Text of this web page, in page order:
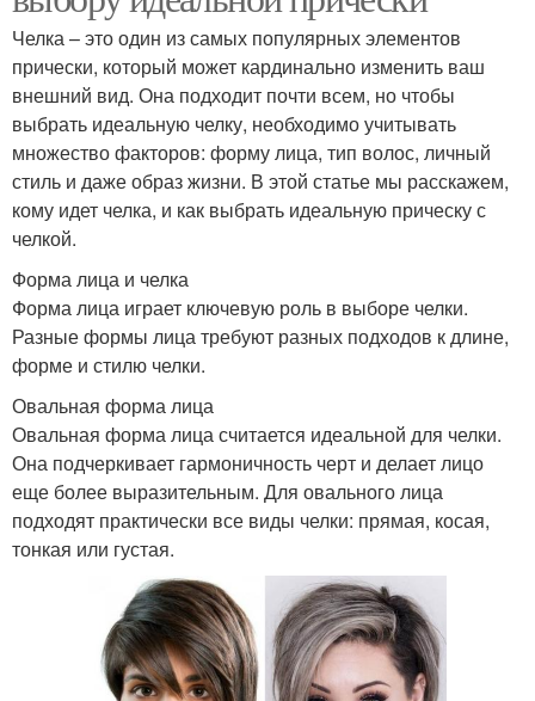
Челка – это один из самых популярных элементов
прически, который может кардинально изменить ваш
внешний вид. Она подходит почти всем, но чтобы
выбрать идеальную челку, необходимо учитывать
множество факторов: форму лица, тип волос, личный
стиль и даже образ жизни. В этой статье мы расскажем,
кому идет челка, и как выбрать идеальную прическу с
челкой.
Форма лица и челка
Форма лица играет ключевую роль в выборе челки.
Разные формы лица требуют разных подходов к длине,
форме и стилю челки.
Овальная форма лица
Овальная форма лица считается идеальной для челки.
Она подчеркивает гармоничность черт и делает лицо
еще более выразительным. Для овального лица
подходят практически все виды челки: прямая, косая,
тонкая или густая.